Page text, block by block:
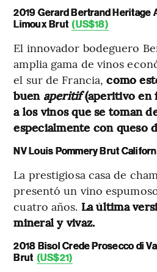
2019 Gerard Bertrand Heritage
Limoux Brut (US$18)
El innovador bodeguero
amplia gama de vinos
el sur de Francia,como
buen aperitif(aperitivo en
a los vinos que se toman
especialmente con queso
NV Louis Pommery Brut
La prestigiosa casa de
presentó un vino
cuatro años. La última
mineral y vivaz.
2018 Bisol Crede Prosecco di
Brut (US$21)